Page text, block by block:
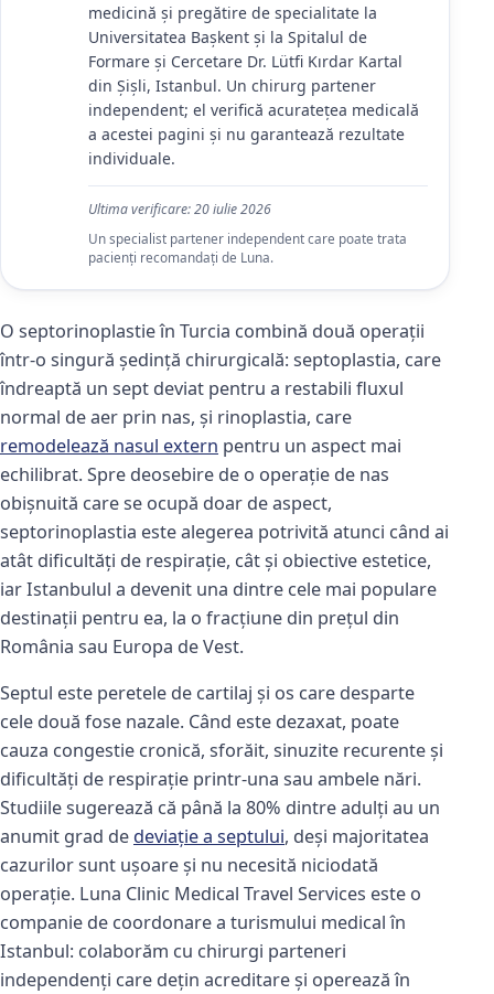
medicină și pregătire de specialitate la
Universitatea Başkent și la Spitalul de
Formare și Cercetare Dr. Lütfi Kırdar Kartal
din Șișli, Istanbul. Un chirurg partener
independent; el verifică acuratețea medicală
a acestei pagini și nu garantează rezultate
individuale.
Ultima verificare:20 iulie 2026
Un specialist partener independent care poate trata
pacienți recomandați de Luna.
O septorinoplastie în Turcia combină două operații
într-o singură ședință chirurgicală: septoplastia, care
îndreaptă un sept deviat pentru a restabili fluxul
normal de aer prin nas, și rinoplastia, care
remodelează nasul extern pentru un aspect mai
echilibrat. Spre deosebire de o operație de nas
obișnuită care se ocupă doar de aspect,
septorinoplastia este alegerea potrivită atunci când ai
atât dificultăți de respirație, cât și obiective estetice,
iar Istanbulul a devenit una dintre cele mai populare
destinații pentru ea, la o fracțiune din prețul din
România sau Europa de Vest.
Septul este peretele de cartilaj și os care desparte
cele două fose nazale. Când este dezaxat, poate
cauza congestie cronică, sforăit, sinuzite recurente și
dificultăți de respirație printr-una sau ambele nări.
Studiile sugerează că până la 80% dintre adulți au un
anumit grad de deviație a septului, deși majoritatea
cazurilor sunt ușoare și nu necesită niciodată
operație. Luna Clinic Medical Travel Services este o
companie de coordonare a turismului medical în
Istanbul: colaborăm cu chirurgi parteneri
independenți care dețin acreditare și operează în